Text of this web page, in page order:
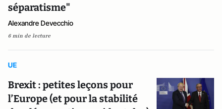
séparatisme"
Alexandre Devecchio
6 min de lecture
UE
Brexit : petites leçons pour
l’Europe (et pour la stabilité